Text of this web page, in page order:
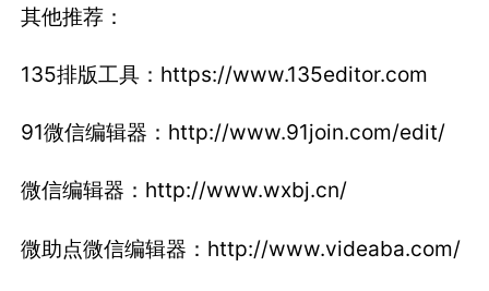
其他推荐：
135排版工具：https://www.135editor.com
91微信编辑器：http://www.91join.com/edit/
微信编辑器：http://www.wxbj.cn/
微助点微信编辑器：http://www.videaba.com/